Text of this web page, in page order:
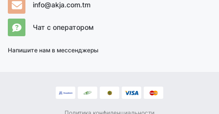
info@akja.com.tm
Чат с оператором
Напишите нам в мессенджеры